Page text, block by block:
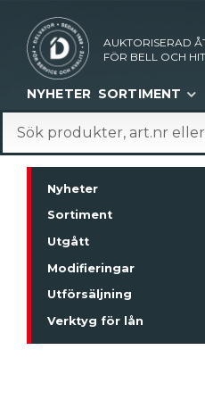
AUKTORISERAD
FÖR BELL OCH
NYHETER SORTIMENT
Nyheter
Sortiment
Utgått
Modifieringar
Utförsäljning
Verktyg för lån